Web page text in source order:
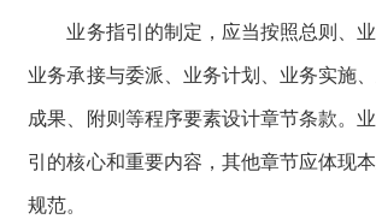
业务指引的制定，应当按照总则、业
业务承接与委派、业务计划、业务实施
成果、附则等程序要素设计章节条款。
引的核心和重要内容，其他章节应体现
规范。